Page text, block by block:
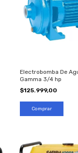
Electrobomba De
Gamma 3/4 hp
$125.999,00